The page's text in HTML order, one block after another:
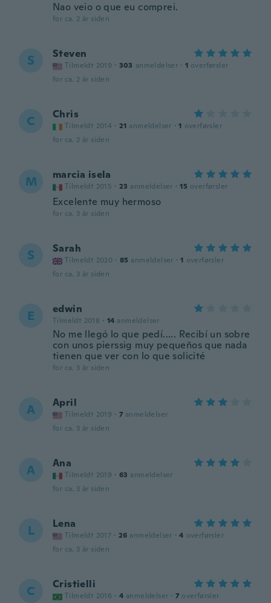
Nao veio o que eu comprei.
for ca. 2 år siden
S Steven
Tilmeldt 2019 · 303 anmeldelser · 1 overførsler
for ca. 2 år siden
C Chris
Tilmeldt 2014 · 21 anmeldelser · 1 overførsler
for ca. 2 år siden
M marcia isela
Tilmeldt 2015 · 23 anmeldelser · 15 overførsler
Excelente muy hermoso
for ca. 3 år siden
S Sarah
Tilmeldt 2020 · 85 anmeldelser · 1 overførsler
for ca. 3 år siden
E edwin
Tilmeldt 2018 · 14 anmeldelser
No me llegó lo que pedí..... Recibí un sobre
con unos pierssig muy pequeños que nada
tienen que ver con lo que solicité
for ca. 3 år siden
A April
Tilmeldt 2019 · 7 anmeldelser
for ca. 3 år siden
A Ana
Tilmeldt 2019 · 63 anmeldelser
for ca. 3 år siden
L Lena
Tilmeldt 2017 · 26 anmeldelser · 4 overførsler
for ca. 3 år siden
C Cristielli
Tilmeldt 2016 · 4 anmeldelser · 7 overførsler